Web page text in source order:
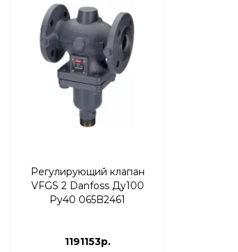
Регулирующий клапан
VFGS 2 Danfoss Ду100
Ру40 065B2461
1191153р.